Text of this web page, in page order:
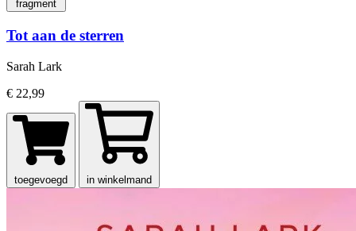
fragment
Tot aan de sterren
Sarah Lark
€ 22,99
toegevoegd in winkelmand